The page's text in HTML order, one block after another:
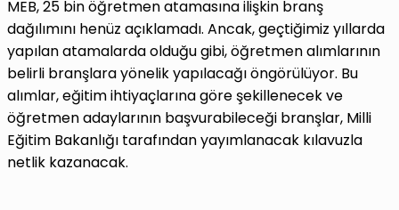
MEB, 25 bin öğretmen atamasına ilişkin branş
dağılımını henüz açıklamadı. Ancak, geçtiğimiz yıllarda
yapılan atamalarda olduğu gibi, öğretmen alımlarının
belirli branşlara yönelik yapılacağı öngörülüyor. Bu
alımlar, eğitim ihtiyaçlarına göre şekillenecek ve
öğretmen adaylarının başvurabileceği branşlar, Milli
Eğitim Bakanlığı tarafından yayımlanacak kılavuzla
netlik kazanacak.